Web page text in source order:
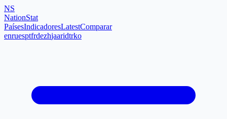
NS
NationStat
PaísesIndicadoresLatestComparar
enruesptfrdezhjaaridtrko